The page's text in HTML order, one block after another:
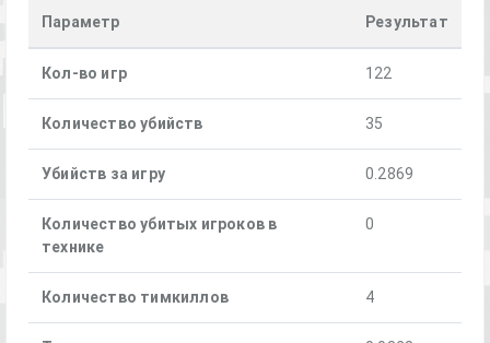
Параметр Результат
Кол-во игр 122
Количество убийств 35
Убийств за игру 0.2869
Количество убитых игроков в
технике
0
Количество тимкиллов 4